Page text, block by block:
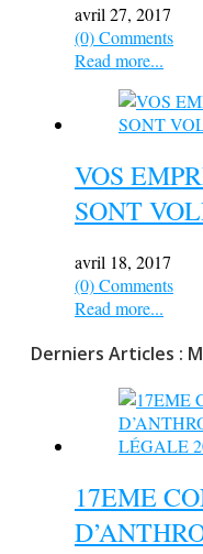
avril 27, 2017
(0) Comments
Read more...
VOS
SONT
avril 18, 2017
(0) Comments
Read more...
Derniers Articles :
17EME